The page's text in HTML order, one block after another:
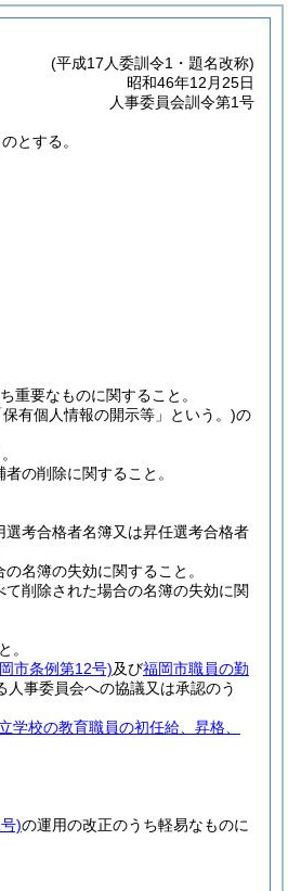
(平成17人委訓令1・題名改称)
昭和46年12月25日
人事委員会訓令第1号
とする。
重要なものに関すること。
有個人情報の開示等」という。)の
の削除に関すること。
考合格者名簿又は昇任選考合格者
名簿の失効に関すること。
削除された場合の名簿の失効に関
。
市条例第12号)及び福岡市職員の勤
事委員会への協議又は承認のう
学校の教育職員の初任給、昇格、
)の運用の改正のうち軽易なものに